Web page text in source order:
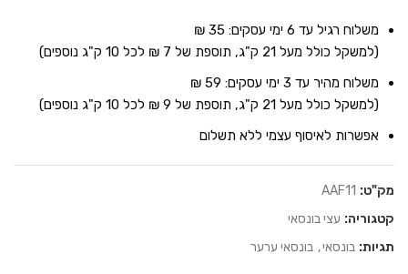
משלוח רגיל עד 6 ימי עסקים: 35 ₪
(למשקל כולל מעל 21 ק"ג, תוספת של 7 ₪ לכל 10 ק"ג נוספים)
משלוח מהיר עד 3 ימי עסקים: 59 ₪
(למשקל כולל מעל 21 ק"ג, תוספת של 9 ₪ לכל 10 ק"ג נוספים)
אפשרות לאיסוף עצמי ללא תשלום
מק"ט: AAF11
קטגוריה: עצי בונסאי
תגיות: בונסאי, בונסאי ערער